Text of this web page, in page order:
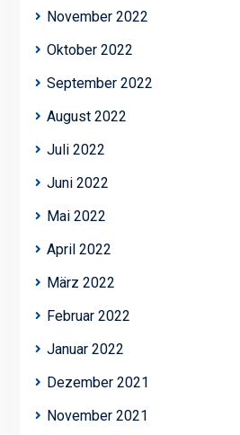
November 2022
Oktober 2022
September 2022
August 2022
Juli 2022
Juni 2022
Mai 2022
April 2022
März 2022
Februar 2022
Januar 2022
Dezember 2021
November 2021